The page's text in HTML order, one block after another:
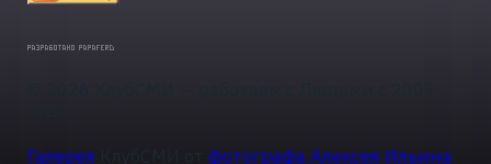
Галерея
фотографа Алексея Ильина